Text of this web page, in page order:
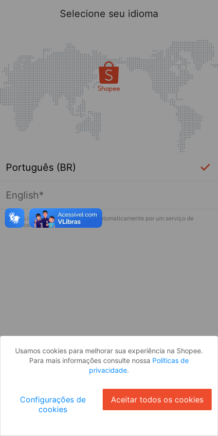
Página indisponível
Desculpe, algo deu errado. Faça login
Selecione seu idioma
Português (BR)
English*
* Esses idiomas serão traduzidos automaticamente por um serviço de
terceiros.
Usamos cookies para melhorar sua experiência na Shopee.
Para mais informações consulte nossa Políticas de
privacidade.
Configurações de
cookies
Aceitar todos os cookies